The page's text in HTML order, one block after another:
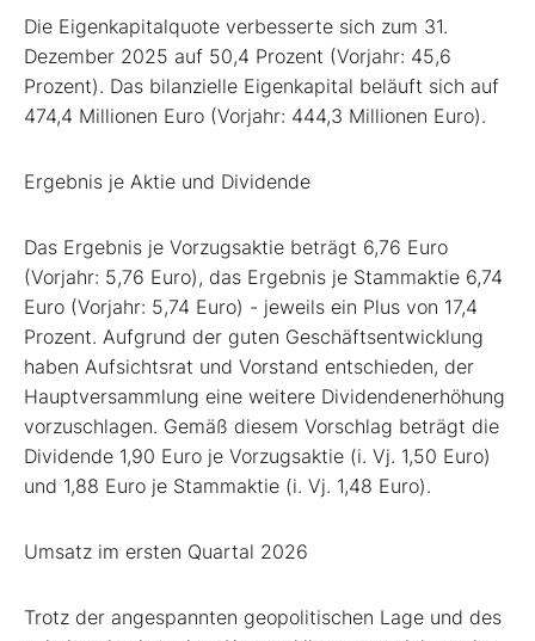
Die Eigenkapitalquote verbesserte sich zum 31.
Dezember 2025 auf 50,4 Prozent (Vorjahr: 45,6
Prozent). Das bilanzielle Eigenkapital beläuft sich auf
474,4 Millionen Euro (Vorjahr: 444,3 Millionen Euro).
Ergebnis je Aktie und Dividende
Das Ergebnis je Vorzugsaktie beträgt 6,76 Euro
(Vorjahr: 5,76 Euro), das Ergebnis je Stammaktie 6,74
Euro (Vorjahr: 5,74 Euro) - jeweils ein Plus von 17,4
Prozent. Aufgrund der guten Geschäftsentwicklung
haben Aufsichtsrat und Vorstand entschieden, der
Hauptversammlung eine weitere Dividendenerhöhung
vorzuschlagen. Gemäß diesem Vorschlag beträgt die
Dividende 1,90 Euro je Vorzugsaktie (i. Vj. 1,50 Euro)
und 1,88 Euro je Stammaktie (i. Vj. 1,48 Euro).
Umsatz im ersten Quartal 2026
Trotz der angespannten geopolitischen Lage und des